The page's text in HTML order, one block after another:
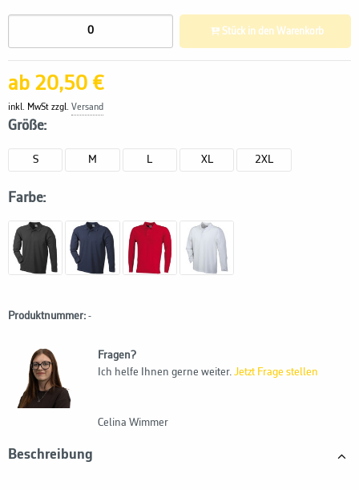
ab 20,50 €
inkl. MwSt zzgl. Versand
Größe:
S M L XL 2XL
Farbe:
Stück in den Warenkorb
Produktnummer: -
Fragen?
Ich helfe Ihnen gerne weiter. Jetzt Frage stellen
Celina Wimmer
Beschreibung